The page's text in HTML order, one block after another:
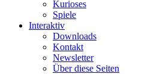
Kurioses
Spiele
Interaktiv
Downloads
Kontakt
Newsletter
Über diese Seiten